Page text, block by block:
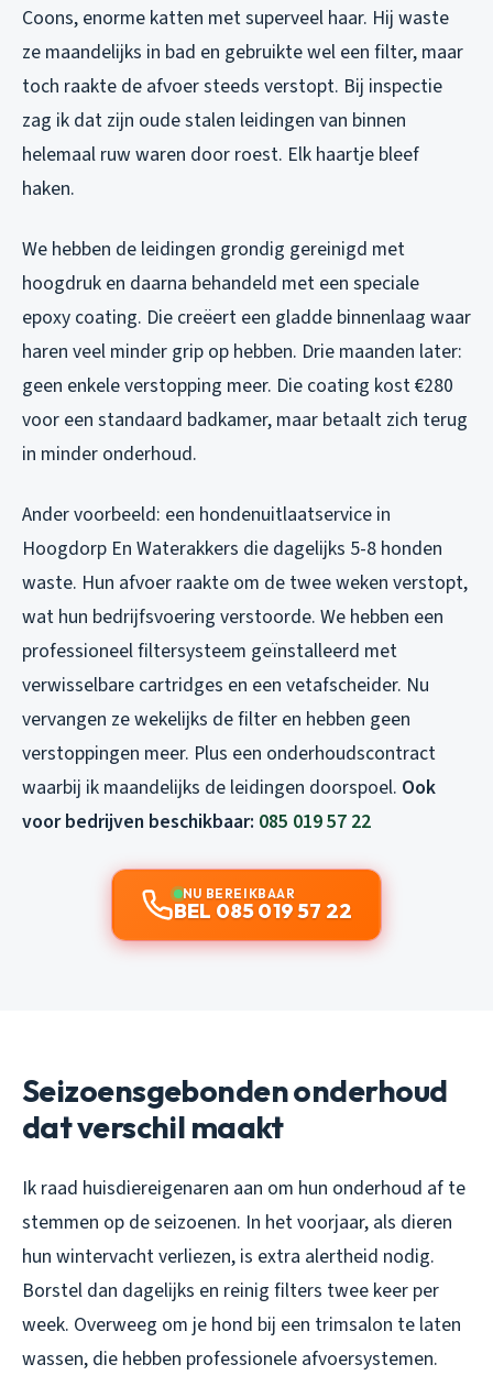
Coons, enorme katten met superveel haar. Hij waste
ze maandelijks in bad en gebruikte wel een filter, maar
toch raakte de afvoer steeds verstopt. Bij inspectie
zag ik dat zijn oude stalen leidingen van binnen
helemaal ruw waren door roest. Elk haartje bleef
haken.
We hebben de leidingen grondig gereinigd met
hoogdruk en daarna behandeld met een speciale
epoxy coating. Die creëert een gladde binnenlaag waar
haren veel minder grip op hebben. Drie maanden later:
geen enkele verstopping meer. Die coating kost €280
voor een standaard badkamer, maar betaalt zich terug
in minder onderhoud.
Ander voorbeeld: een hondenuitlaatservice in
Hoogdorp En Waterakkers die dagelijks 5-8 honden
waste. Hun afvoer raakte om de twee weken verstopt,
wat hun bedrijfsvoering verstoorde. We hebben een
professioneel filtersysteem geïnstalleerd met
verwisselbare cartridges en een vetafscheider. Nu
vervangen ze wekelijks de filter en hebben geen
verstoppingen meer. Plus een onderhoudscontract
waarbij ik maandelijks de leidingen doorspoel. Ook
voor bedrijven beschikbaar: 085 019 57 22
NU BEREIKBAAR
BEL 085 019 57 22
Seizoensgebonden onderhoud
dat verschil maakt
Ik raad huisdiereigenaren aan om hun onderhoud af te
stemmen op de seizoenen. In het voorjaar, als dieren
hun wintervacht verliezen, is extra alertheid nodig.
Borstel dan dagelijks en reinig filters twee keer per
week. Overweeg om je hond bij een trimsalon te laten
wassen, die hebben professionele afvoersystemen.